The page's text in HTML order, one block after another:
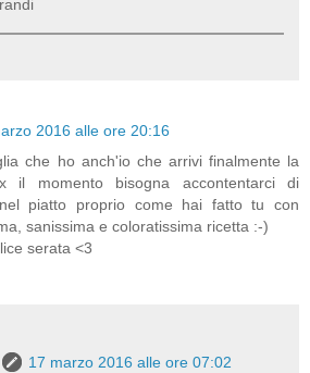
2016 alle ore 20:16
che ho anch'io che arrivi finalmente la
il momento bisogna accontentarci di
piatto proprio come hai fatto tu con
sanissima e coloratissima ricetta :-)
serata <3
17 marzo 2016 alle ore 07:02